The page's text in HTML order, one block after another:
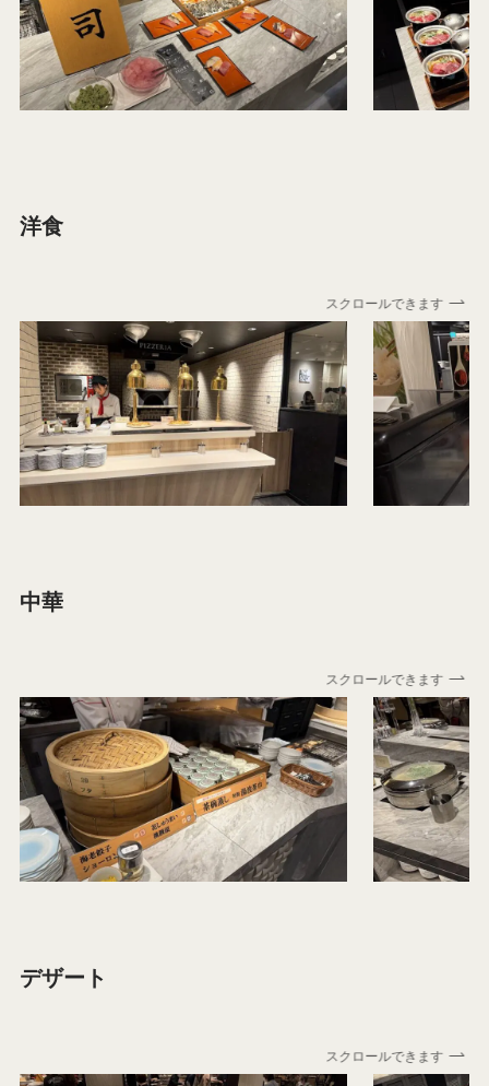
洋食
スクロールできます
中華
スクロールできます
デザート
スクロールできます